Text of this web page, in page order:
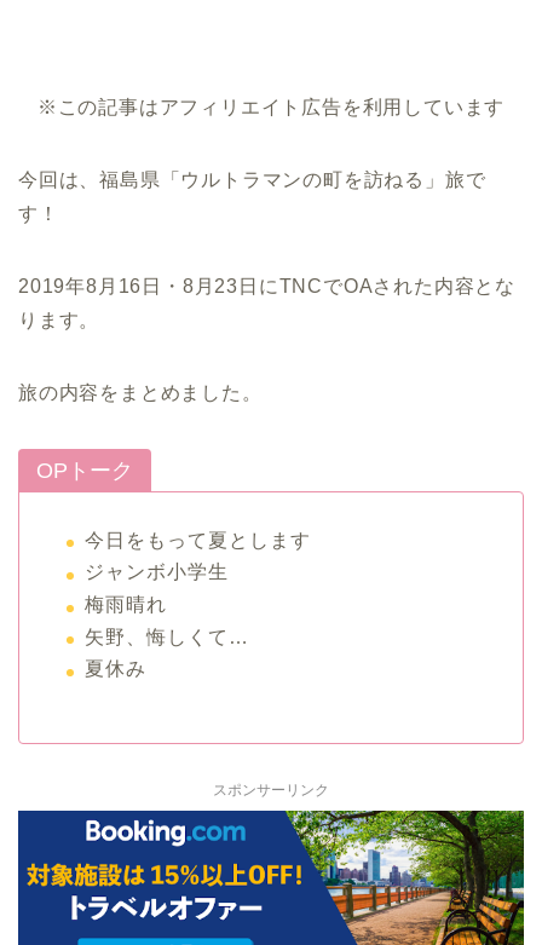
※この記事はアフィリエイト広告を利用しています
今回は、福島県「ウルトラマンの町を訪ねる」旅で
す！
2019年8月16日・8月23日にTNCでOAされた内容とな
ります。
旅の内容をまとめました。
OPトーク
今日をもって夏とします
ジャンボ小学生
梅雨晴れ
矢野、悔しくて…
夏休み
スポンサーリンク